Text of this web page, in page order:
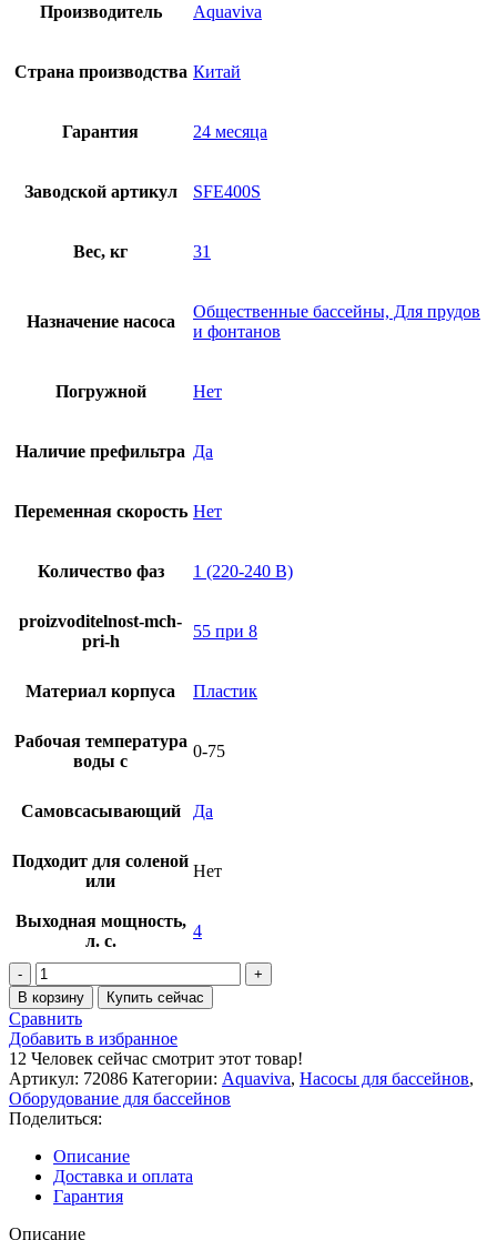
Производитель Aquaviva
Страна производства Китай
Гарантия 24 месяца
Заводской артикул SFE400S
Вес, кг 31
Назначение насоса
Общественные бассейны, Для прудов
и фонтанов
Погружной Нет
Наличие префильтра Да
Переменная скорость Нет
Количество фаз 1 (220-240 В)
proizvoditelnost-mch-
pri-h
55 при 8
Материал корпуса Пластик
Рабочая температура
воды с
0-75
Самовсасывающий Да
Подходит для соленой
или
Нет
Выходная мощность,
л. с.
4
Количество
товара
Насос
AquaViva
LX
SFE400S
(220V,
пф,
55m3/h*8m,
3kW,
4HP)
В корзину Купить сейчас
Сравнить
Добавить в избранное
12 Человек сейчас смотрит этот товар!
Артикул: 72086 Категории: Aquaviva, Насосы для бассейнов,
Оборудование для бассейнов
Поделиться:
Описание
Доставка и оплата
Гарантия
Описание